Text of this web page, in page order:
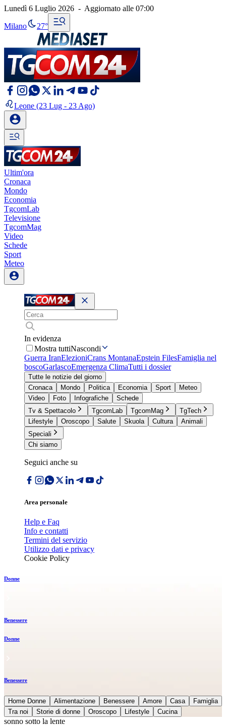
Lunedì 6 Luglio 2026 - Aggiornato alle 07:00
Milano 27°
Leone (23 Lug - 23 Ago)
Ultim'ora
Cronaca
Mondo
Economia
TgcomLab
Televisione
TgcomMag
Video
Schede
Sport
Meteo
In evidenza
Mostra tuttiNascondi
Guerra IranElezioniCrans MontanaEpstein FilesFamiglia nel
boscoGarlascoEmergenza ClimaTutti i dossier
Tutte le notizie del giorno
Cronaca
Mondo Politica Economia Sport
Meteo
Video
Foto Infografiche
Schede
Tv & Spettacolo
TgcomLab TgcomMag
TgTech
Lifestyle
Oroscopo Salute Skuola Cultura
Animali
Speciali
Chi siamo
Seguici anche su
Area personale
Help e Faq
Info e contatti
Termini del servizio
Utilizzo dati e privacy
Cookie Policy
Donne
Benessere
Donne
Benessere
Home Donne Alimentazione Benessere Amore Casa
Famiglia
Tra noi
Storie di donne Oroscopo Lifestyle Cucina
sonno sotto la lente